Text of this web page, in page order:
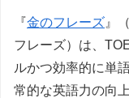
『金のフレーズ 』
フレーズ）は、
ルかつ効率的に単
常的な英語力の向